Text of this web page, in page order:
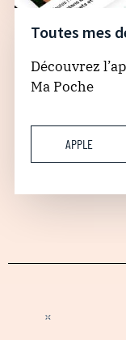
Toutes mes
Découvrez
Ma Poche
APPLE